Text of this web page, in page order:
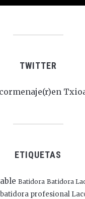
TWITTER
ETIQUETAS
Batidora Batidora
batidora profesional